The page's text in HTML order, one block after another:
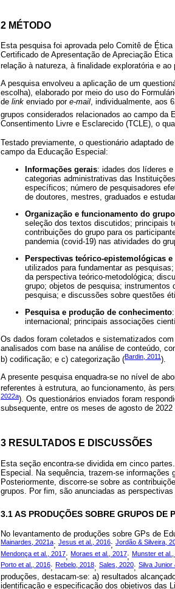
2 MÉTODO
Esta pesquisa foi aprovada pelo Comitê de
Certificado de Apresentação de Apreciação
relação à natureza, à finalidade exploratória e
A pesquisa envolveu a aplicação de um
escolha), elaborado por meio do uso do
de link enviado por e-mail , individualmente, aos
grupos considerados relacionados ao campo da
Consentimento Livre e Esclarecido (TCLE), o
Testado previamente, o questionário adaptado de
campo da Educação Especial:
Informações gerais: idades dos líderes
categorias administrativas das
específicos; número de pesquisadores
de doutores, mestres, graduados e
Organização e funcionamento do grupo
seleção dos textos discutidos; principais
contribuições do grupo para os
pandemia (covid-19) nas atividades do
Perspectivas teórico-epistemológicas
utilizados para fundamentar as
da perspectiva teórico-metodológica;
grupo; objetos de pesquisa; instrumentos
pesquisa; e discussões sobre questões
Pesquisa e produção de conhecimento
internacional; principais associações
Os dados foram coletados e sistematizados
analisados com base na análise de conteúdo,
b) codificação; e c) categorização (Bardin, 2011).
A presente pesquisa enquadra-se no nível de
referentes à estrutura, ao funcionamento, às
2022a). Os questionários enviados foram
subsequente, entre os meses de agosto de 2022
3 RESULTADOS E DISCUSSÕES
Esta seção encontra-se dividida em cinco
Especial. Na sequência, trazem-se informações
Posteriormente, discorre-se sobre as
grupos. Por fim, são anunciadas as
3.1 AS PRODUÇÕES SOBRE GRUPOS DE
No levantamento de produções sobre GPs de
Mainardes, 2021a; Jesus et al., 2016; Jordão & Silveira,
Mendonça et al., 2017; Moraes et al., 2017; Munster et al.,
Porto et al., 2016; Rebelo, 2018; Sales, 2020; Silva Junior
produções, destacam-se: a) resultados
identificação e especificação dos objetivos das